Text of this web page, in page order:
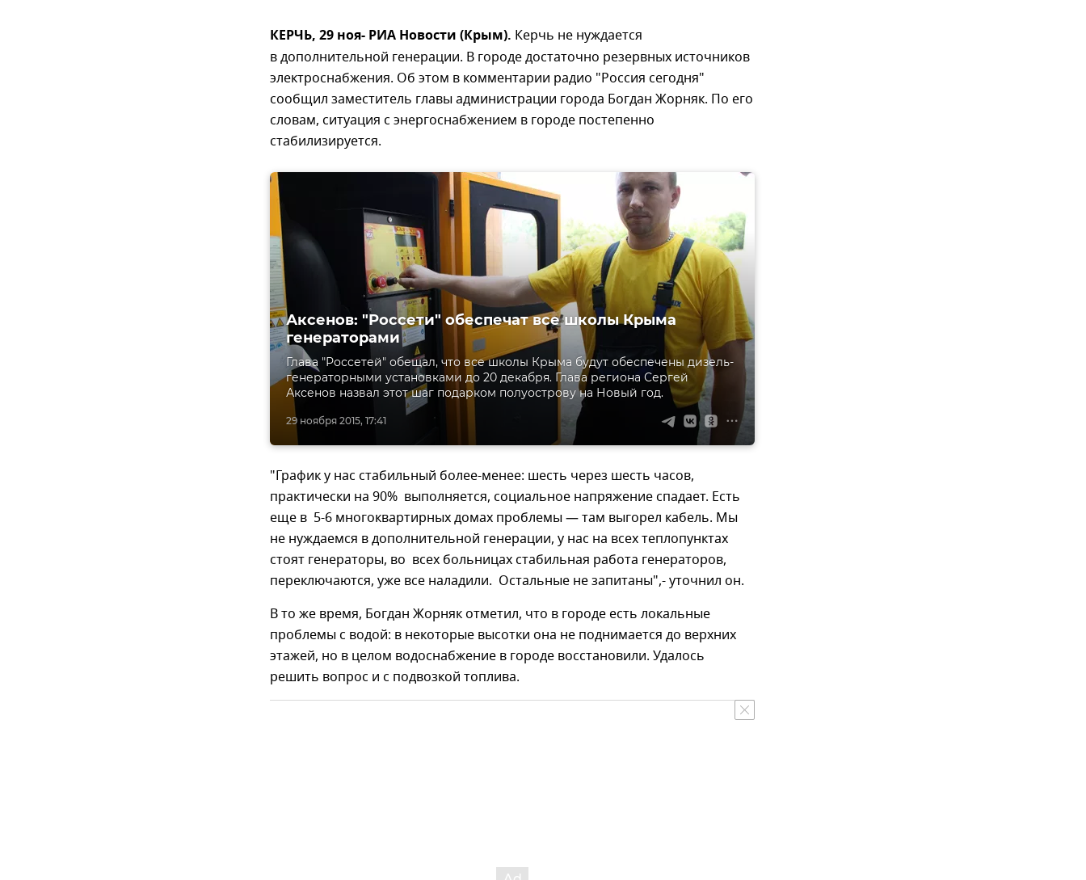
КЕРЧЬ, 29 ноя- РИА Новости (Крым). Керчь не нуждается
в дополнительной генерации. В городе достаточно резервных источников
электроснабжения. Об этом в комментарии радио "Россия сегодня"
сообщил заместитель главы администрации города Богдан Жорняк. По его
словам, ситуация с энергоснабжением в городе постепенно
стабилизируется.
29 ноября 2015, 17:41
Аксенов: "Россети" обеспечат все школы Крыма
генераторами
Глава "Россетей" обещал, что все школы Крыма будут обеспечены дизель-
генераторными установками до 20 декабря. Глава региона Сергей
Аксенов назвал этот шаг подарком полуострову на Новый год.
"График у нас стабильный более-менее: шесть через шесть часов,
практически на 90% выполняется, социальное напряжение спадает. Есть
еще в 5-6 многоквартирных домах проблемы — там выгорел кабель. Мы
не нуждаемся в дополнительной генерации, у нас на всех теплопунктах
стоят генераторы, во всех больницах стабильная работа генераторов,
переключаются, уже все наладили. Остальные не запитаны",- уточнил он.
В то же время, Богдан Жорняк отметил, что в городе есть локальные
проблемы с водой: в некоторые высотки она не поднимается до верхних
этажей, но в целом водоснабжение в городе восстановили. Удалось
решить вопрос и с подвозкой топлива.